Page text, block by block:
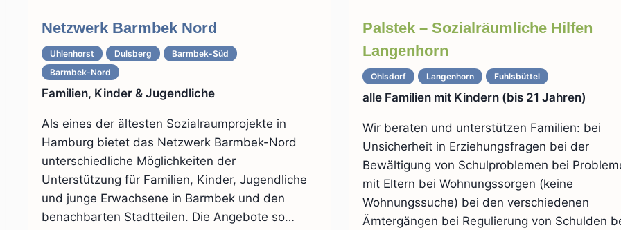
Netzwerk Barmbek Nord
Uhlenhorst Dulsberg
Barmbek-Süd
Barmbek-Nord
Familien, Kinder & Jugendliche
Als eines der ältesten Sozialraumprojekte in
Hamburg bietet das Netzwerk Barmbek-Nord
unterschiedliche Möglichkeiten der
Unterstützung für Familien, Kinder, Jugendliche
und junge Erwachsene in Barmbek und den
benachbarten Stadtteilen. Die Angebote so…
Palstek – Sozialräumliche Hilfen
Langenhorn
Ohlsdorf Langenhorn Fuhlsbüttel
alle Familien mit Kindern (bis 21 Jahren)
Wir beraten und unterstützen Familien: bei
Unsicherheit in Erziehungsfragen bei der
Bewältigung von Schulproblemen bei
mit Eltern bei Wohnungssorgen (keine
Wohnungssuche) bei den verschiedenen
Ämtergängen bei Regulierung von Schulden